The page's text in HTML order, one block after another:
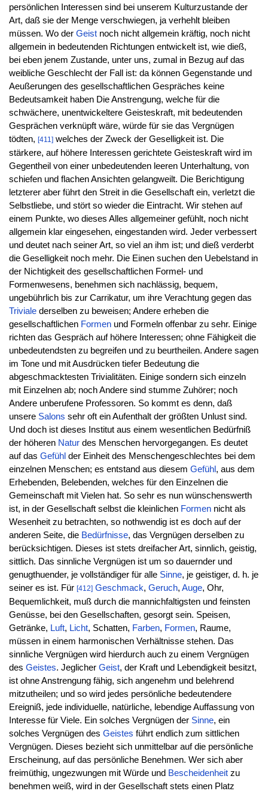
persönlichen Interessen sind bei unserem Kulturzustande der
Art, daß sie der Menge verschwiegen, ja verhehlt bleiben
müssen. Wo der Geistnoch nicht allgemein kräftig, noch nicht
allgemein in bedeutenden Richtungen entwickelt ist, wie dieß,
bei eben jenem Zustande, unter uns, zumal in Bezug auf das
weibliche Geschlecht der Fall ist: da können Gegenstande und
Aeußerungen des gesellschaftlichen Gespräches keine
Bedeutsamkeit haben Die Anstrengung, welche für die
schwächere, unentwickeltere Geisteskraft, mit bedeutenden
Gesprächen verknüpft wäre, würde für sie das Vergnügen
tödten, [411]welches der Zweck der Geselligkeit ist. Die
stärkere, auf höhere Interessen gerichtete Geisteskraft wird im
Gegentheil von einer unbedeutenden leeren Unterhaltung, von
schiefen und flachen Ansichten gelangweilt. Die Berichtigung
letzterer aber führt den Streit in die Gesellschaft ein, verletzt die
Selbstliebe, und stört so wieder die Eintracht. Wir stehen auf
einem Punkte, wo dieses Alles allgemeiner gefühlt, noch nicht
allgemein klar eingesehen, eingestanden wird. Jeder verbessert
und deutet nach seiner Art, so viel an ihm ist; und dieß verderbt
die Geselligkeit noch mehr. Die Einen suchen den Uebelstand in
der Nichtigkeit des gesellschaftlichen Formel- und
Formenwesens, benehmen sich nachlässig, bequem,
ungebührlich bis zur Carrikatur, um ihre Verachtung gegen das
Trivialederselben zu beweisen; Andere erheben die
gesellschaftlichen Formenund Formeln offenbar zu sehr. Einige
richten das Gespräch auf höhere Interessen; ohne Fähigkeit die
unbedeutendsten zu begreifen und zu beurtheilen. Andere sagen
im Tone und mit Ausdrücken tiefer Bedeutung die
abgeschmacktesten Trivialitäten. Einige sondern sich einzeln
mit Einzelnen ab; noch Andere sind stumme Zuhörer; noch
Andere unberufene Professoren. So kommt es denn, daß
unsere Salons sehr oft ein Aufenthalt der größten Unlust sind.
Und doch ist dieses Institut aus einem wesentlichen Bedürfniß
der höheren Naturdes Menschen hervorgegangen. Es deutet
auf das Gefühl der Einheit des Menschengeschlechtes bei dem
einzelnen Menschen; es entstand aus diesem Gefühl , aus dem
Erhebenden, Belebenden, welches für den Einzelnen die
Gemeinschaft mit Vielen hat. So sehr es nun wünschenswerth
ist, in der Gesellschaft selbst die kleinlichen Formennicht als
Wesenheit zu betrachten, so nothwendig ist es doch auf der
anderen Seite, die Bedürfnisse, das Vergnügen derselben zu
berücksichtigen. Dieses ist stets dreifacher Art, sinnlich, geistig,
sittlich. Das sinnliche Vergnügen ist um so dauernder und
genugthuender, je vollständiger für alle Sinne, je geistiger, d. h. je
seiner es ist. Für [412] Geschmack, Geruch, Auge, Ohr,
Bequemlichkeit, muß durch die mannichfaltigsten und feinsten
Genüsse, bei den Gesellschaften, gesorgt sein. Speisen,
Getränke, Luft, Licht, Schatten, Farben, Formen, Raume,
müssen in einem harmonischen Verhältnisse stehen. Das
sinnliche Vergnügen wird hierdurch auch zu einem Vergnügen
des Geistes. Jeglicher Geist, der Kraft und Lebendigkeit besitzt,
ist ohne Anstrengung fähig, sich angenehm und belehrend
mitzutheilen; und so wird jedes persönliche bedeutendere
Ereigniß, jede individuelle, natürliche, lebendige Auffassung von
Interesse für Viele. Ein solches Vergnügen der Sinne, ein
solches Vergnügen des Geistes führt endlich zum sittlichen
Vergnügen. Dieses bezieht sich unmittelbar auf die persönliche
Erscheinung, auf das persönliche Benehmen. Wer sich aber
freimüthig, ungezwungen mit Würde und Bescheidenheitzu
benehmen weiß, wird in der Gesellschaft stets einen Platz